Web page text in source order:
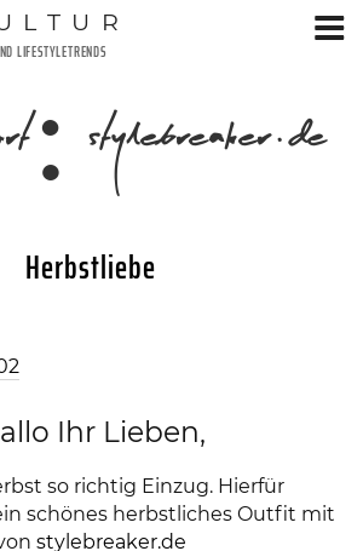
LIFESTYLETRENDS
stylebreaker.de
Herbstliebe
Ihr Lieben,
so richtig Einzug. Hierfür
schönes herbstliches Outfit mit
stylebreaker.de